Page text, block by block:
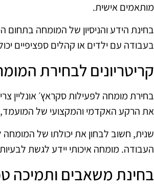
מותאמים אישית.
בחינת הידע והניסיון של המומחה בתחום
בעבודה עם ילדים או קהלים ספציפיים
קריטריונים לבחירת
בחירת מומחה לפעילות סקראץ׳ אונליין
את הרקע האקדמי והמקצועי של
שנית, חשוב לבחון את יכולתו של
העבודה. מומחה איכותי יידע לגשת
בחינת משאבים ותמיכה